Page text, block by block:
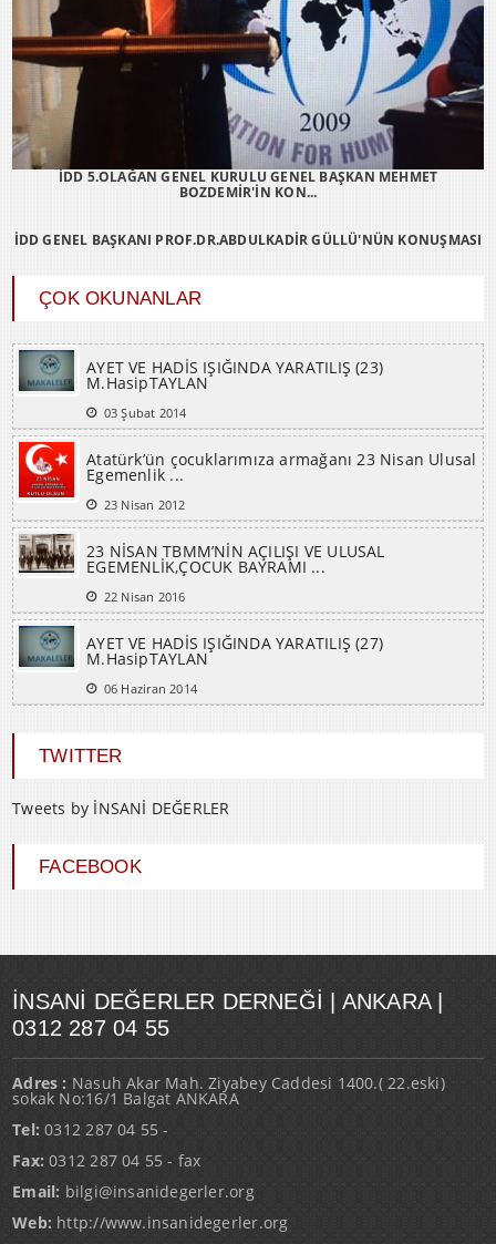
İDD 5.OLAĞAN GENEL KURULU GENEL BAŞKAN MEHMET
BOZDEMİR'İN KON...
İDD GENEL BAŞKANI PROF.DR.ABDULKADİR GÜLLÜ'NÜN KONUŞMASI
ÇOK OKUNANLAR
AYET VE HADİS IŞIĞINDA YARATILIŞ (23)
M.HasipTAYLAN
03 Şubat 2014
Atatürk’ün çocuklarımıza armağanı 23 Nisan Ulusal
Egemenlik ...
23 Nisan 2012
23 NİSAN TBMM’NİN AÇILIŞI VE ULUSAL
EGEMENLİK,ÇOCUK BAYRAMI ...
22 Nisan 2016
AYET VE HADİS IŞIĞINDA YARATILIŞ (27)
M.HasipTAYLAN
06 Haziran 2014
TWITTER
Tweets by İNSANİ DEĞERLER
FACEBOOK
İNSANI DEĞERLER DERNEĞI | ANKARA |
0312 287 04 55
Adres : Nasuh Akar Mah. Ziyabey Caddesi 1400.( 22.eski)
sokak No:16/1 Balgat ANKARA
Tel: 0312 287 04 55 -
Fax: 0312 287 04 55 - fax
Email: bilgi@insanidegerler.org
Web: http://www.insanidegerler.org